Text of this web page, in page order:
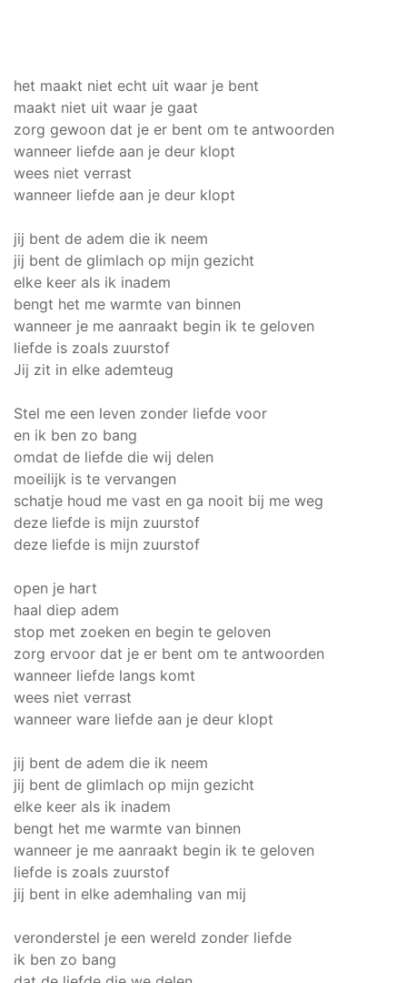
het maakt niet echt uit waar je bent
maakt niet uit waar je gaat
zorg gewoon dat je er bent om te antwoorden
wanneer liefde aan je deur klopt
wees niet verrast
wanneer liefde aan je deur klopt
jij bent de adem die ik neem
jij bent de glimlach op mijn gezicht
elke keer als ik inadem
bengt het me warmte van binnen
wanneer je me aanraakt begin ik te geloven
liefde is zoals zuurstof
Jij zit in elke ademteug
Stel me een leven zonder liefde voor
en ik ben zo bang
omdat de liefde die wij delen
moeilijk is te vervangen
schatje houd me vast en ga nooit bij me weg
deze liefde is mijn zuurstof
deze liefde is mijn zuurstof
open je hart
haal diep adem
stop met zoeken en begin te geloven
zorg ervoor dat je er bent om te antwoorden
wanneer liefde langs komt
wees niet verrast
wanneer ware liefde aan je deur klopt
jij bent de adem die ik neem
jij bent de glimlach op mijn gezicht
elke keer als ik inadem
bengt het me warmte van binnen
wanneer je me aanraakt begin ik te geloven
liefde is zoals zuurstof
jij bent in elke ademhaling van mij
veronderstel je een wereld zonder liefde
ik ben zo bang